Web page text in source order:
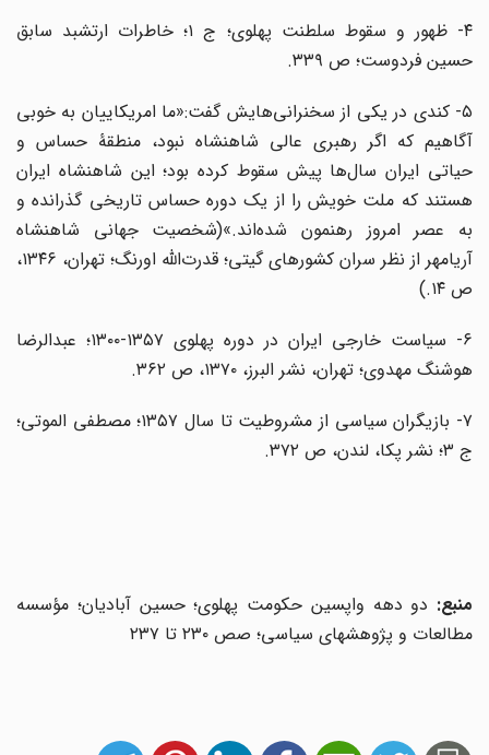
۴- ظهور و سقوط سلطنت پهلوی؛ ج ۱؛ خاطرات ارتشبد سابق
حسین فردوست؛ ص ۳۳۹.
۵- کندی در یکی از سخنرانی‌هایش گفت:«ما امریکاییان به خوبی
آگاهیم که اگر رهبری عالی شاهنشاه نبود، منطقۀ حساس و
حیاتی ایران سال‌ها پیش سقوط کرده بود؛ این شاهنشاه ایران
هستند که ملت خویش را از یک دوره حساس تاریخی گذرانده و
به عصر امروز رهنمون شده‌اند.»(شخصیت جهانی شاهنشاه
آریامهر از نظر سران کشورهای گیتی؛ قدرت‌الله اورنگ؛ تهران، ۱۳۴۶،
ص ۱۴.)
۶- سیاست خارجی ایران در دوره پهلوی ۱۳۵۷-۱۳۰۰؛ عبدالرضا
هوشنگ مهدوی؛ تهران، نشر البرز، ۱۳۷۰، ص ۳۶۲.
۷- بازیگران سیاسی از مشروطیت تا سال ۱۳۵۷؛ مصطفی الموتی؛
ج ۳؛ نشر پکا، لندن، ص ۳۷۲.
منبع:دو دهه واپسین حکومت پهلوی؛ حسین آبادیان؛ مؤسسه
مطالعات و پژوهشهای سیاسی؛ صص ۲۳۰ تا ۲۳۷